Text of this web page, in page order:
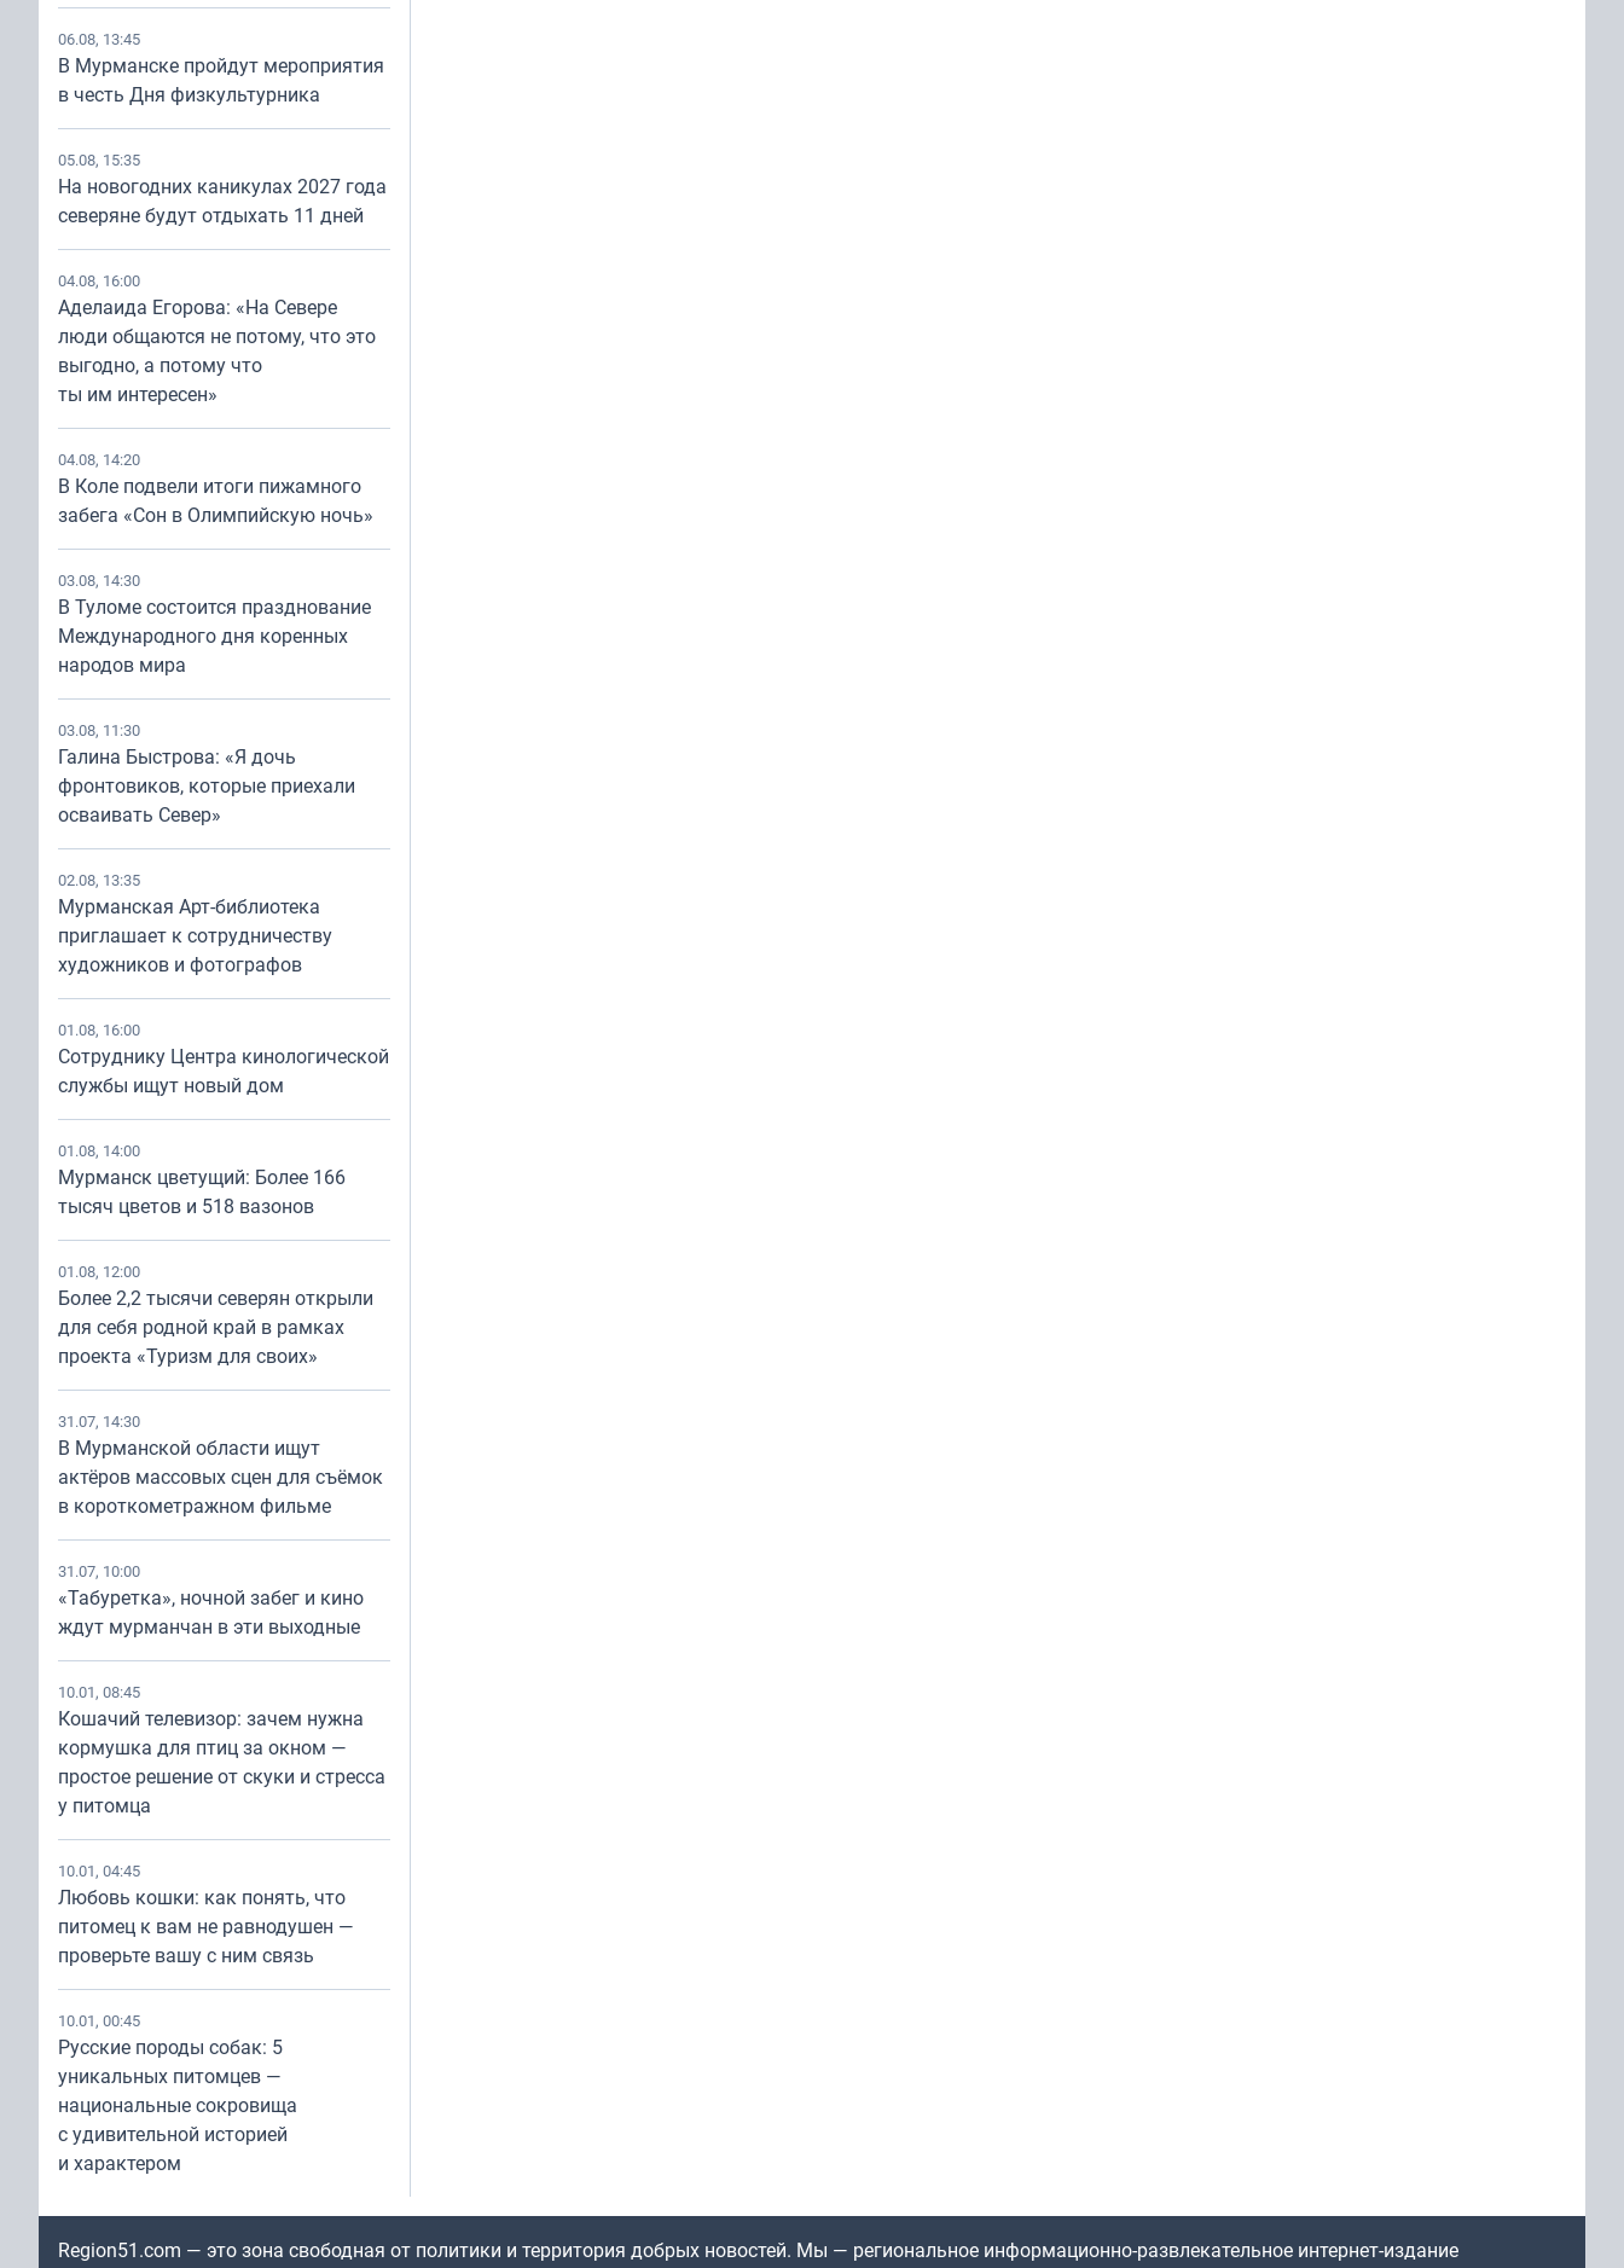
06.08, 13:45
В Мурманске пройдут мероприятия
в честь Дня физкультурника
05.08, 15:35
На новогодних каникулах 2027 года
северяне будут отдыхать 11 дней
04.08, 16:00
Аделаида Егорова: «На Севере
люди общаются не потому, что это
выгодно, а потому что
ты им интересен»
04.08, 14:20
В Коле подвели итоги пижамного
забега «Сон в Олимпийскую ночь»
03.08, 14:30
В Туломе состоится празднование
Международного дня коренных
народов мира
03.08, 11:30
Галина Быстрова: «Я дочь
фронтовиков, которые приехали
осваивать Север»
02.08, 13:35
Мурманская Арт-библиотека
приглашает к сотрудничеству
художников и фотографов
01.08, 16:00
Сотруднику Центра кинологической
службы ищут новый дом
01.08, 14:00
Мурманск цветущий: Более 166
тысяч цветов и 518 вазонов
01.08, 12:00
Более 2,2 тысячи северян открыли
для себя родной край в рамках
проекта «Туризм для своих»
31.07, 14:30
В Мурманской области ищут
актёров массовых сцен для съёмок
в короткометражном фильме
31.07, 10:00
«Табуретка», ночной забег и кино
ждут мурманчан в эти выходные
10.01, 08:45
Кошачий телевизор: зачем нужна
кормушка для птиц за окном —
простое решение от скуки и стресса
у питомца
10.01, 04:45
Любовь кошки: как понять, что
питомец к вам не равнодушен —
проверьте вашу с ним связь
10.01, 00:45
Русские породы собак: 5
уникальных питомцев —
национальные сокровища
с удивительной историей
и характером
Region51.com — это зона свободная от политики и территория добрых новостей. Мы — региональное информационно-развлекательное интернет-издание